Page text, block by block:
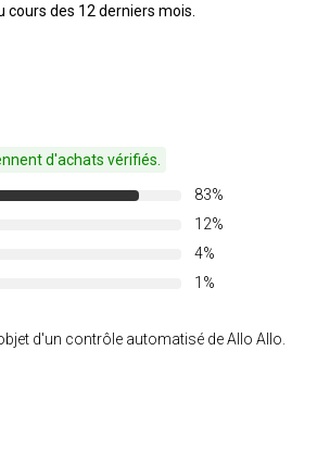
cours des 12 derniers mois.
d'achats vérifiés.
83%
12%
4%
1%
d'un contrôle automatisé de Allo Allo.